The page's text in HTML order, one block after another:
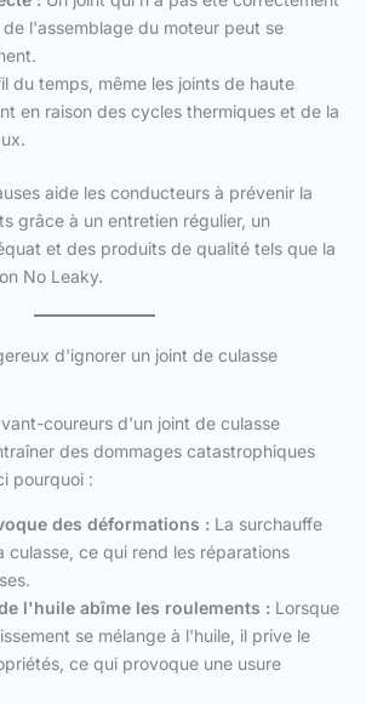
de l'assemblage du moteur peut se
du temps, même les joints de haute
en raison des cycles thermiques et de la
aide les conducteurs à prévenir la
grâce à un entretien régulier, un
et des produits de qualité tels que la
No Leaky.
d'ignorer un joint de culasse
coureurs d'un joint de culasse
des dommages catastrophiques
pourquoi :
des déformations : La surchauffe
culasse, ce qui rend les réparations
l'huile abîme les roulements : Lorsque
se mélange à l'huile, il prive le
ce qui provoque une usure